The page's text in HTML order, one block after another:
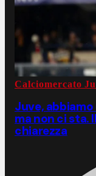
Calciomercato
Juve,
ma non ci sta.
chiarezza